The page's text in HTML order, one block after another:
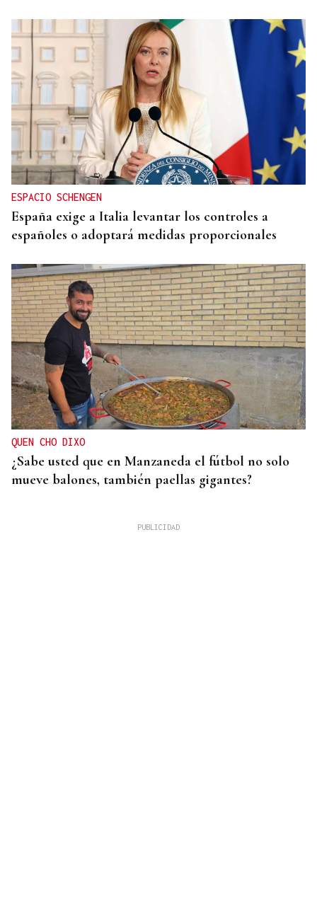
ESPACIO SCHENGEN
España exige a Italia levantar los controles a
españoles o adoptará medidas proporcionales
QUEN CHO DIXO
¿Sabe usted que en Manzaneda el fútbol no solo
mueve balones, también paellas gigantes?